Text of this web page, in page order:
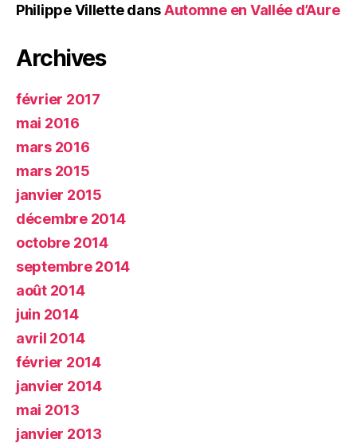
Philippe VillettedansAutomne en Vallée d’Aure
Archives
février 2017
mai 2016
mars 2016
mars 2015
janvier 2015
décembre 2014
octobre 2014
septembre 2014
août 2014
juin 2014
avril 2014
février 2014
janvier 2014
mai 2013
janvier 2013